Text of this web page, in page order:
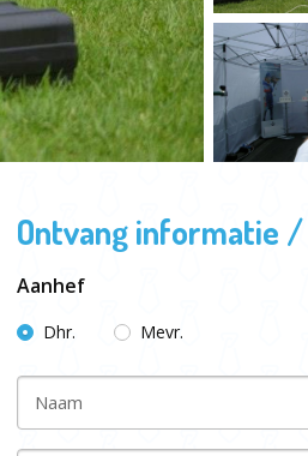
Ontvang informatie
Aanhef
Dhr. Mevr.
Naam